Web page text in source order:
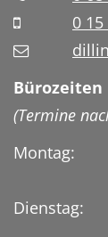
0
Bürozeiten
(Termine
Montag:
13.00